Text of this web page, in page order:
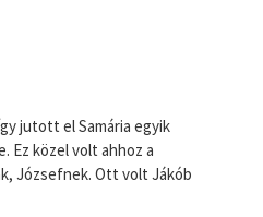
jutott el Samária egyik
Ez közel volt ahhoz a
Józsefnek. Ott volt Jákób